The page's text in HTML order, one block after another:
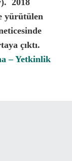
2018
yürütülen
çıktı.
–Yetkinlik